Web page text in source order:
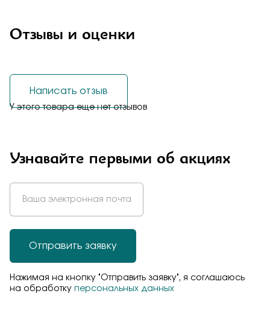
Отзывы и оценки
У этого товара еще нет отзывов
Написать отзыв
Узнавайте первыми об акциях
Отправить заявку
Нажимая на кнопку "Отправить заявку", я соглашаюсь
на обработку персональных данных